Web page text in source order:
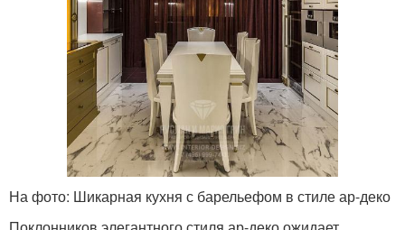
На фото: Шикарная кухня с барельефом в стиле ар-деко